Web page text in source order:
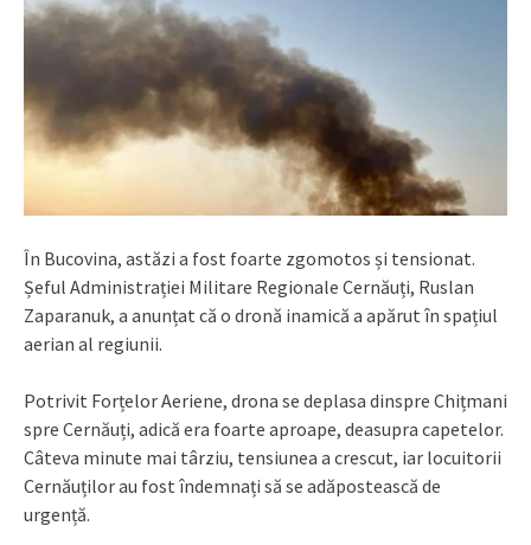
În Bucovina, astăzi a fost foarte zgomotos și tensionat.
Șeful Administrației Militare Regionale Cernăuți, Ruslan
Zaparanuk, a anunțat că o dronă inamică a apărut în spațiul
aerian al regiunii.
Potrivit Forțelor Aeriene, drona se deplasa dinspre Chițmani
spre Cernăuți, adică era foarte aproape, deasupra capetelor.
Câteva minute mai târziu, tensiunea a crescut, iar locuitorii
Cernăuților au fost îndemnați să se adăpostească de
urgență.